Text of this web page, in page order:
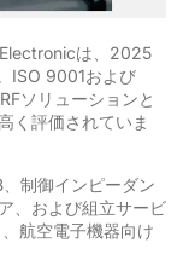
は、2025
ISO 9001および
ソリューションと
く評価されていま
制御インピーダン
、および組立サービ
航空電子機器向け